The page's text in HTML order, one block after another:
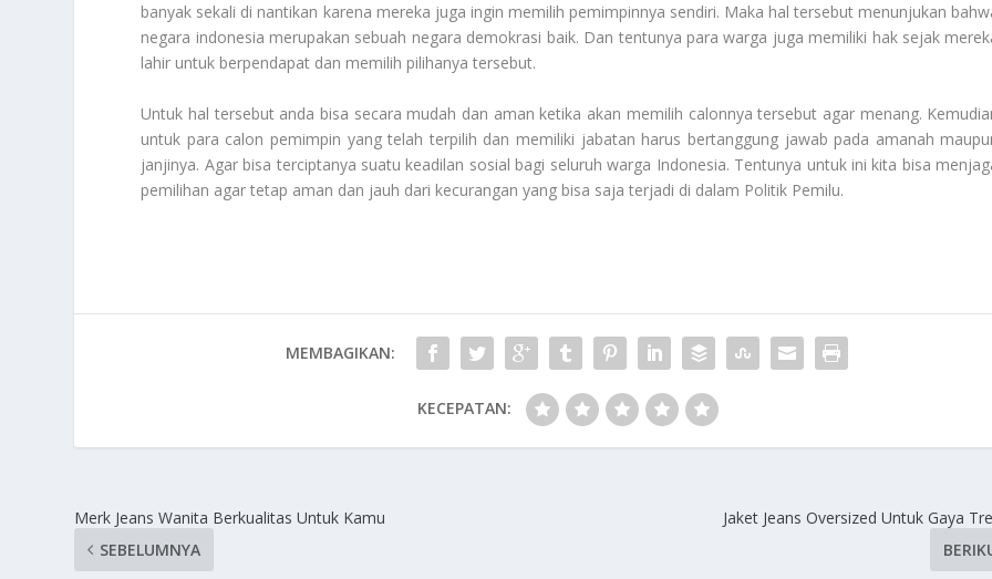
banyak sekali di nantikan karena mereka juga ingin memilih pemimpinnya sendiri. Maka hal tersebut menunjukan
negara indonesia merupakan sebuah negara demokrasi baik. Dan tentunya para warga juga memiliki hak sejak
lahir untuk berpendapat dan memilih pilihanya tersebut.
Untuk hal tersebut anda bisa secara mudah dan aman ketika akan memilih calonnya tersebut agar menang.
untuk para calon pemimpin yang telah terpilih dan memiliki jabatan harus bertanggung jawab pada amanah
janjinya. Agar bisa terciptanya suatu keadilan sosial bagi seluruh warga Indonesia. Tentunya untuk ini kita bisa
pemilihan agar tetap aman dan jauh dari kecurangan yang bisa saja terjadi di dalam Politik Pemilu.
MEMBAGIKAN:
KECEPATAN:
Merk Jeans Wanita Berkualitas Untuk Kamu
SEBELUMNYA
Jaket Jeans Oversized Untuk Gaya